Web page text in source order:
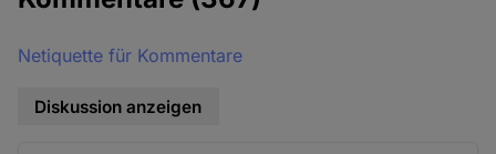
Netiquette für Kommentare
Diskussion anzeigen